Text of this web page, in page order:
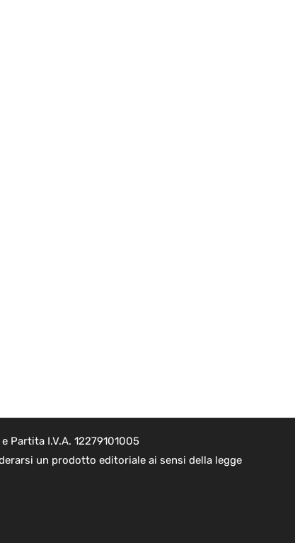
Partita I.V.A. 12279101005
un prodotto editoriale ai sensi della legge